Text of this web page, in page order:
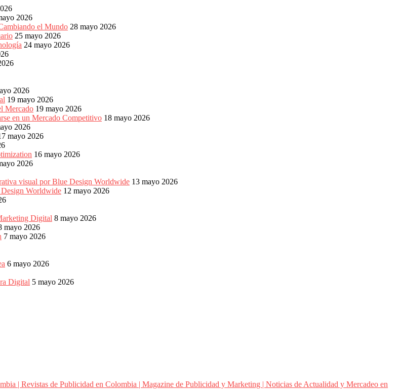
2026
el Mundo 28 mayo 2026
25 mayo 2026
24 mayo 2026
2026
19 mayo 2026
Mercado 19 mayo 2026
en un Mercado Competitivo 18 mayo 2026
2026
mayo 2026
16 mayo 2026
2026
visual por Blue Design Worldwide 13 mayo 2026
Worldwide 12 mayo 2026
Digital 8 mayo 2026
mayo 2026
7 mayo 2026
6 mayo 2026
Digital 5 mayo 2026
| Revistas de Publicidad en Colombia | Magazine de Publicidad y Marketing | Noticias de Actualidad y Mercadeo en